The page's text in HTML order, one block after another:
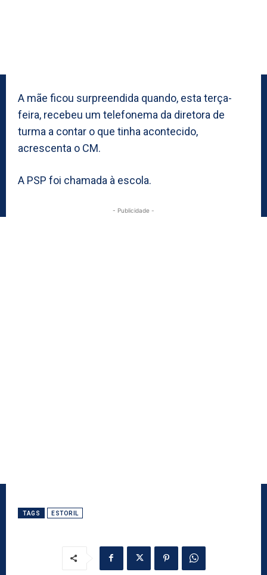
A mãe ficou surpreendida quando, esta terça-
feira, recebeu um telefonema da diretora de
turma a contar o que tinha acontecido,
acrescenta o CM.
A PSP foi chamada à escola.
- Publicidade -
TAGS ESTORIL